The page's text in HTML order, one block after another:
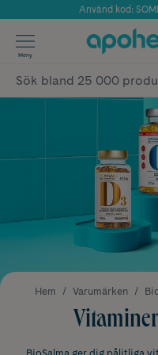
Årets
Använd kod:
✓
Meny
Hem Varumärken